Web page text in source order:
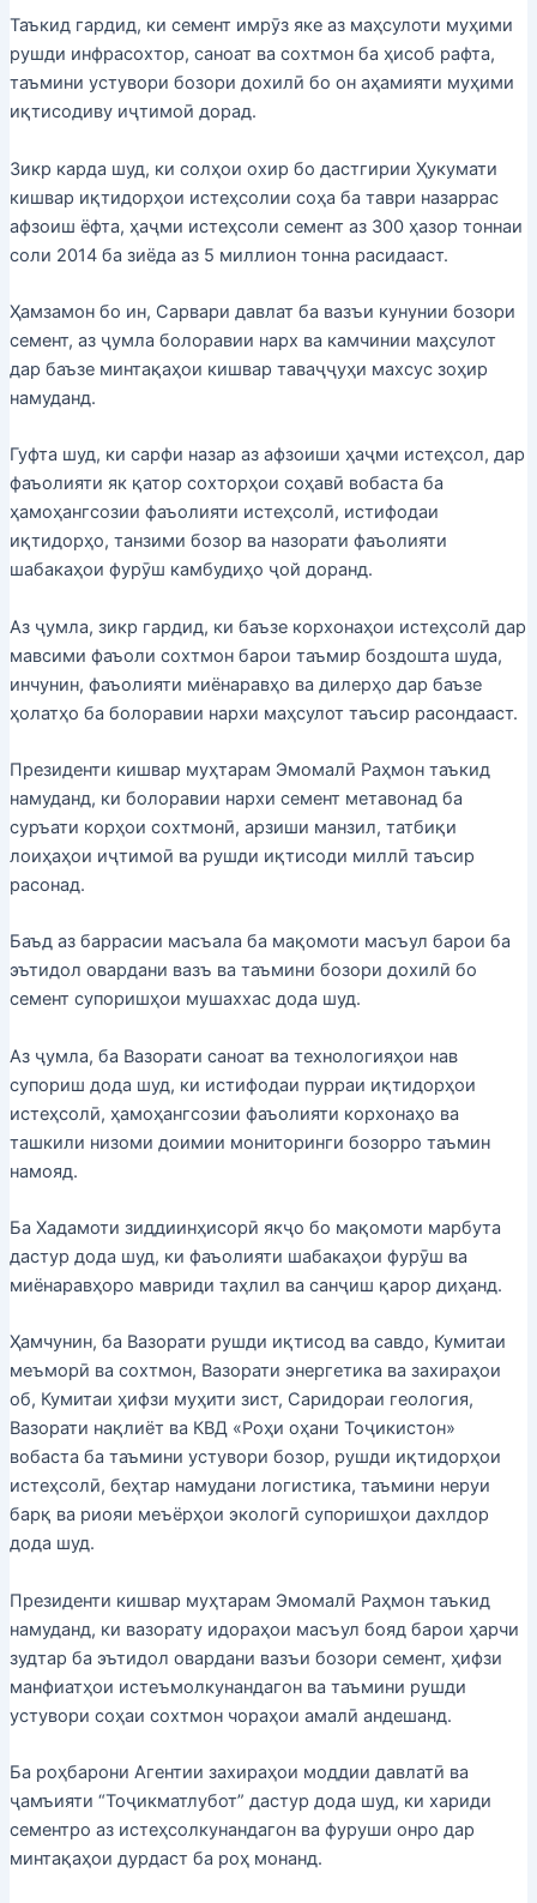
Таъкид гардид, ки семент имрӯз яке аз маҳсулоти муҳими
рушди инфрасохтор, саноат ва сохтмон ба ҳисоб рафта,
таъмини устувори бозори дохилӣ бо он аҳамияти муҳими
иқтисодиву иҷтимоӣ дорад.
Зикр карда шуд, ки солҳои охир бо дастгирии Ҳукумати
кишвар иқтидорҳои истеҳсолии соҳа ба таври назаррас
афзоиш ёфта, ҳаҷми истеҳсоли семент аз 300 ҳазор тоннаи
соли 2014 ба зиёда аз 5 миллион тонна расидааст.
Ҳамзамон бо ин, Сарвари давлат ба вазъи кунунии бозори
семент, аз ҷумла болоравии нарх ва камчинии маҳсулот
дар баъзе минтақаҳои кишвар таваҷҷуҳи махсус зоҳир
намуданд.
Гуфта шуд, ки сарфи назар аз афзоиши ҳаҷми истеҳсол, дар
фаъолияти як қатор сохторҳои соҳавӣ вобаста ба
ҳамоҳангсозии фаъолияти истеҳсолӣ, истифодаи
иқтидорҳо, танзими бозор ва назорати фаъолияти
шабакаҳои фурӯш камбудиҳо ҷой доранд.
Аз ҷумла, зикр гардид, ки баъзе корхонаҳои истеҳсолӣ дар
мавсими фаъоли сохтмон барои таъмир боздошта шуда,
инчунин, фаъолияти миёнаравҳо ва дилерҳо дар баъзе
ҳолатҳо ба болоравии нархи маҳсулот таъсир расондааст.
Президенти кишвар муҳтарам Эмомалӣ Раҳмон таъкид
намуданд, ки болоравии нархи семент метавонад ба
суръати корҳои сохтмонӣ, арзиши манзил, татбиқи
лоиҳаҳои иҷтимоӣ ва рушди иқтисоди миллӣ таъсир
расонад.
Баъд аз баррасии масъала ба мақомоти масъул барои ба
эътидол овардани вазъ ва таъмини бозори дохилӣ бо
семент супоришҳои мушаххас дода шуд.
Аз ҷумла, ба Вазорати саноат ва технологияҳои нав
супориш дода шуд, ки истифодаи пурраи иқтидорҳои
истеҳсолӣ, ҳамоҳангсозии фаъолияти корхонаҳо ва
ташкили низоми доимии мониторинги бозорро таъмин
намояд.
Ба Хадамоти зиддиинҳисорӣ якҷо бо мақомоти марбута
дастур дода шуд, ки фаъолияти шабакаҳои фурӯш ва
миёнаравҳоро мавриди таҳлил ва санҷиш қарор диҳанд.
Ҳамчунин, ба Вазорати рушди иқтисод ва савдо, Кумитаи
меъморӣ ва сохтмон, Вазорати энергетика ва захираҳои
об, Кумитаи ҳифзи муҳити зист, Саридораи геология,
Вазорати нақлиёт ва КВД «Роҳи оҳани Тоҷикистон»
вобаста ба таъмини устувори бозор, рушди иқтидорҳои
истеҳсолӣ, беҳтар намудани логистика, таъмини неруи
барқ ва риояи меъёрҳои экологӣ супоришҳои дахлдор
дода шуд.
Президенти кишвар муҳтарам Эмомалӣ Раҳмон таъкид
намуданд, ки вазорату идораҳои масъул бояд барои ҳарчи
зудтар ба эътидол овардани вазъи бозори семент, ҳифзи
манфиатҳои истеъмолкунандагон ва таъмини рушди
устувори соҳаи сохтмон чораҳои амалӣ андешанд.
Ба роҳбарони Агентии захираҳои моддии давлатӣ ва
ҷамъияти “Тоҷикматлубот” дастур дода шуд, ки хариди
сементро аз истеҳсолкунандагон ва фуруши онро дар
минтақаҳои дурдаст ба роҳ монанд.